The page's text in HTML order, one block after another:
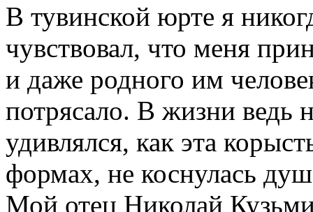
В тувинской юрте я
чувствовал, что меня
и даже родного им
потрясало. В жизни ведь
удивлялся, как эта
формах, не коснулась
Мой отец Николай